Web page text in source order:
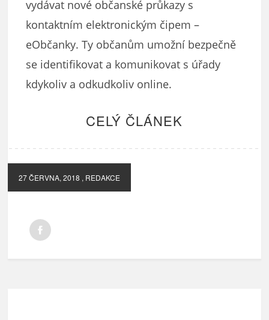
vydávat nové občanské průkazy s
kontaktním elektronickým čipem –
eObčanky. Ty občanům umožní bezpečně
se identifikovat a komunikovat s úřady
kdykoliv a odkudkoliv online.
CELÝ ČLÁNEK
27 ČERVNA, 2018 , REDAKCE